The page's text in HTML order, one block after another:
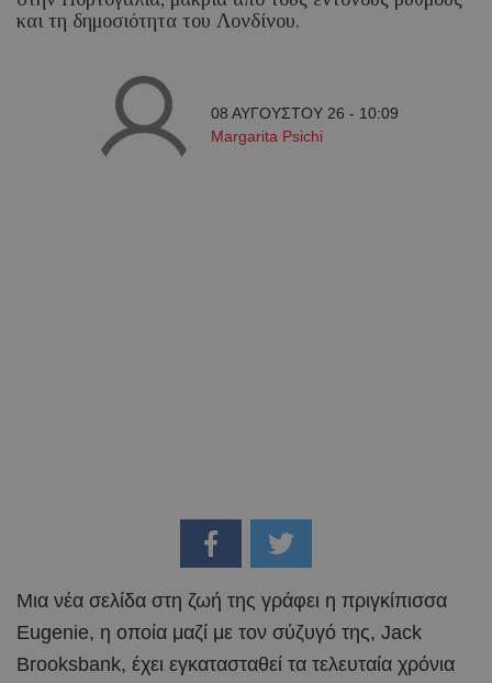
και τη δημοσιότητα του Λονδίνου.
08 ΑΥΓΟΥΣΤΟΥ 26 - 10:09
Margarita Psichi
Μια νέα σελίδα στη ζωή της γράφει η πριγκίπισσα
Eugenie, η οποία μαζί με τον σύζυγό της, Jack
Brooksbank, έχει εγκατασταθεί τα τελευταία χρόνια